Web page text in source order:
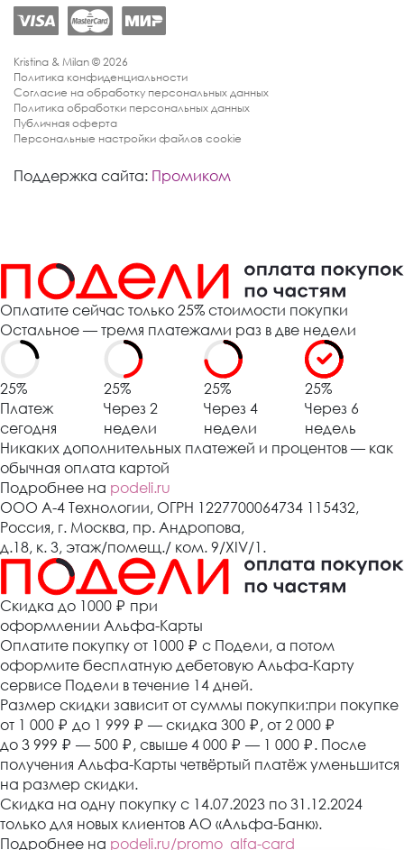
Kristina & Milan © 2026
Политика конфиденциальности
Согласие на обработку персональных данных
Политика обработки персональных данных
Публичная оферта
Персональные настройки файлов cookie
Поддержка сайта: Промиком
Оплатите сейчас только 25% стоимости покупки
Остальное — тремя платежами раз в две недели
25%
Платеж
сегодня
25%
Через 2
недели
25%
Через 4
недели
25%
Через 6
недель
Никаких дополнительных платежей и процентов — как
обычная оплата картой
Подробнее на podeli.ru
ООО А-4 Технологии, ОГРН 1227700064734 115432,
Россия, г. Москва, пр. Андропова,
д.18, к. 3, этаж/помещ./ ком. 9/XIV/1.
Cкидка до 1000 ₽ при
оформлении Альфа-Карты
Оплатите покупку от 1000 ₽ с Подели, а потом
оформите бесплатную дебетовую Альфа-Карту
сервисе Подели в течение 14 дней.
Размер скидки зависит от суммы покупки:при покупке
от 1 000 ₽ до 1 999 ₽ — скидка 300 ₽ , от 2 000 ₽
до 3 999 ₽ — 500 ₽ , свыше 4 000 ₽ — 1 000 ₽. После
получения Альфа-Карты четвёртый платёж уменьшится
на размер скидки.
Скидка на одну покупку с 14.07.2023 по 31.12.2024
только для новых клиентов АО «Альфа-Банк».
Подробнее на podeli.ru/promo_alfa-card